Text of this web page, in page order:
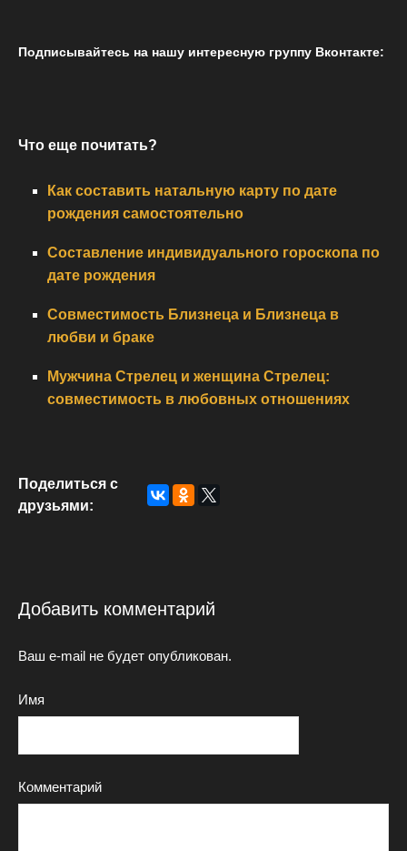
Подписывайтесь на нашу интересную группу Вконтакте:
Что еще почитать?
Как составить натальную карту по дате
рождения самостоятельно
Составление индивидуального гороскопа по
дате рождения
Cовместимость Близнеца и Близнеца в
любви и браке
Мужчина Стрелец и женщина Стрелец:
совместимость в любовных отношениях
Поделиться с
друзьями:
Добавить комментарий
Ваш e-mail не будет опубликован.
Имя
Комментарий